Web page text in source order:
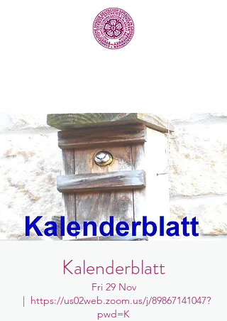
Kalenderblatt
Fri 29 Nov
  |
https://us02web.zoom.us/j/89867141047?
pwd=K